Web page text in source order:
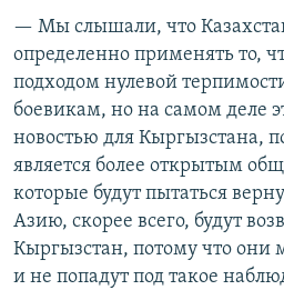
— Мы слышали, что
определенно применять то,
подходом нулевой
боевикам, но на самом деле
новостью для Кыргызстана,
является более открытым
которые будут пытаться
Азию, скорее всего, будут
Кыргызстан, потому что они
и не попадут под такое